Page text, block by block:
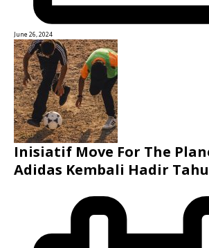
June 26, 2024
Inisiatif Move For The
Adidas Kembali Hadir